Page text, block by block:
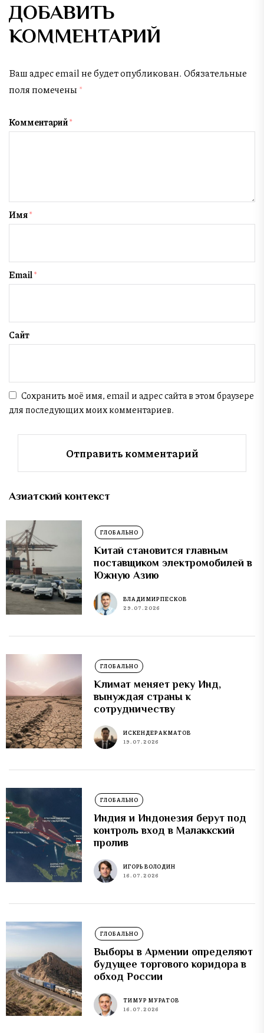
ДОБАВИТЬ
КОММЕНТАРИЙ
Ваш адрес email не будет опубликован. Обязательные
поля помечены *
Комментарий*
Имя*
Email*
Сайт
Сохранить моё имя, email и адрес сайта в этом браузере
для последующих моих комментариев.
Азиатский контекст
ГЛОБАЛЬНО
Китай становится главным
поставщиком электромобилей в
Южную Азию
ВЛАДИМИР ПЕСКОВ
29.07.2026
ГЛОБАЛЬНО
Климат меняет реку Инд,
вынуждая страны к
сотрудничеству
ИСКЕНДЕР АКМАТОВ
19.07.2026
ГЛОБАЛЬНО
Индия и Индонезия берут под
контроль вход в Малаккский
пролив
ИГОРЬ ВОЛОДИН
16.07.2026
ГЛОБАЛЬНО
Выборы в Армении определяют
будущее торгового коридора в
обход России
ТИМУР МУРАТОВ
16.07.2026